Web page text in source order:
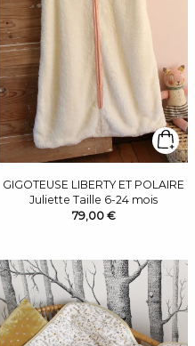
GIGOTEUSE LIBERTY ET POLAIRE
Juliette Taille 6-24 mois
79,00 €